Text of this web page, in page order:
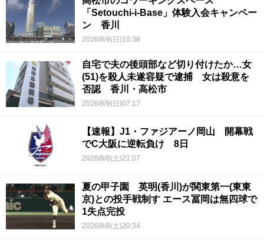
「Setouchi-i-Base」体験入会キャンペー
ン 香川
2026/8/9(日)10:38
自宅で夫の後頭部など切り付けたか…女
(51)を殺人未遂容疑で逮捕 女は殺意を
否認 香川・高松市
2026/8/9(日)07:17
【速報】J1・ファジアーノ岡山 開幕戦
でC大阪に逆転負け 8日
2026/8/8(土)21:07
夏の甲子園 英明(香川)が関東第一(東東
京)との投手戦制す エース冨岡は無四球で
1失点完投
2026/8/8(土)20:34